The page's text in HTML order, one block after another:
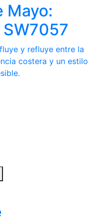
Mayo:
SW7057
y refluye entre la
costera y un estilo